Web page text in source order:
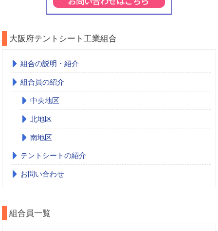
大阪府テントシート工業組合
組合の説明・紹介
組合員の紹介
中央地区
北地区
南地区
テントシートの紹介
お問い合わせ
組合員一覧